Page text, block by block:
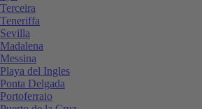
Terceira
Teneriffa
Sevilla
Madalena
Messina
Playa del Ingles
Ponta Delgada
Portoferraio